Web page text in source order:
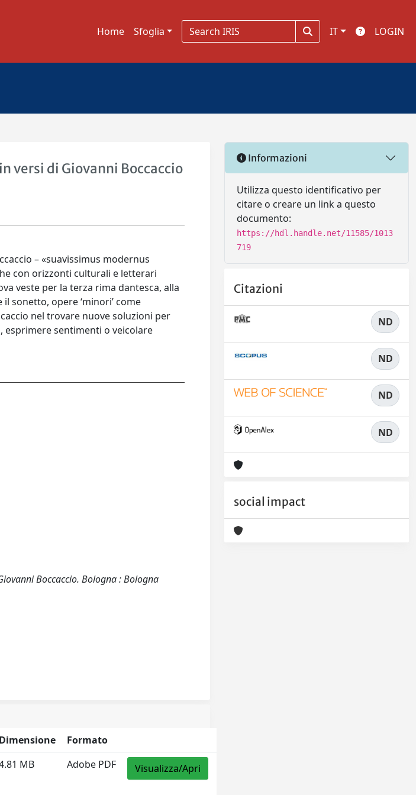
Home Sfoglia IT LOGIN
versi di Giovanni Boccaccio
– «suavissimus modernus
con orizzonti culturali e letterari
veste per la terza rima dantesca, alla
sonetto, opere ‘minori’ come
nel trovare nuove soluzioni per
sentimenti o veicolare
Boccaccio. Bologna : Bologna
Dimensione Formato
MB Adobe PDF Visualizza/Apri
Informazioni
Utilizza questo identificativo per
citare o creare un link a questo
documento:
https://hdl.handle.net/11585/1013
719
Citazioni
ND
ND
ND
ND
social impact